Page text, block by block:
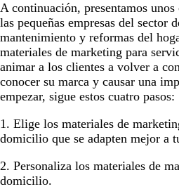
A continuación, presentamos unos
las pequeñas empresas del sector
mantenimiento y reformas del
materiales de marketing para
animar a los clientes a volver a
conocer su marca y causar una
empezar, sigue estos cuatro pasos:
1. Elige los materiales de
domicilio que se adapten mejor a
2. Personaliza los materiales de
domicilio.